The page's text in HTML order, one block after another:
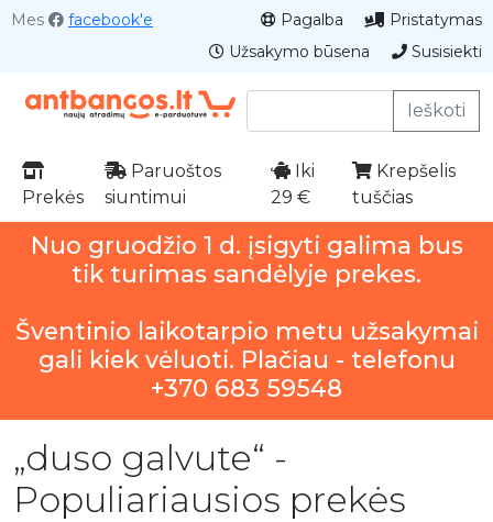
Mes facebook'e Pagalba
Pristatymas
Užsakymo būsena
Susisiekti
Ieškoti
Prekės
Paruoštos
siuntimui
Iki
29 €
Krepšelis
tuščias
Nuo gruodžio 1 d. įsigyti galima bus
tik turimas sandėlyje prekes.
Šventinio laikotarpio metu užsakymai
gali kiek vėluoti. Plačiau - telefonu
+370 683 59548
„duso galvute“ -
Populiariausios prekės